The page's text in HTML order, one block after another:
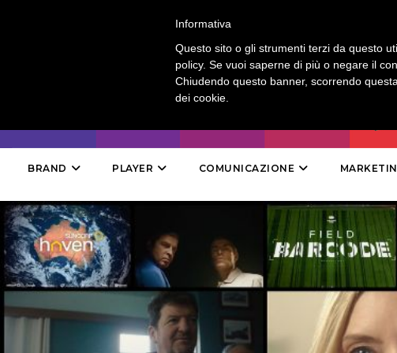
BRAND PLAYER COMUNICAZIONE
Informativa
Questo sito o gli strumenti terzi da questo
policy. Se vuoi saperne di più o negare il
Chiudendo questo banner, scorrendo
dei cookie.